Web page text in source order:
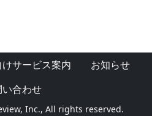
サービス案内
お知らせ
い合わせ
Inc., All rights reserved.